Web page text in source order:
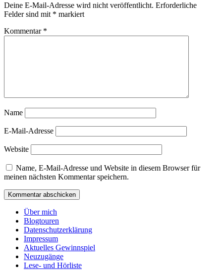
Deine E-Mail-Adresse wird nicht veröffentlicht. Erforderliche
Felder sind mit * markiert
Kommentar *
Name
E-Mail-Adresse
Website
Name, E-Mail-Adresse und Website in diesem Browser für
meinen nächsten Kommentar speichern.
Über mich
Blogtouren
Datenschutzerklärung
Impressum
Aktuelles Gewinnspiel
Neuzugänge
Lese- und Hörliste